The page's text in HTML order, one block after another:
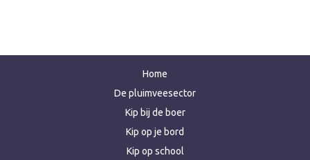
Home
De pluimveesector
Kip bij de boer
Kip op je bord
Kip op school